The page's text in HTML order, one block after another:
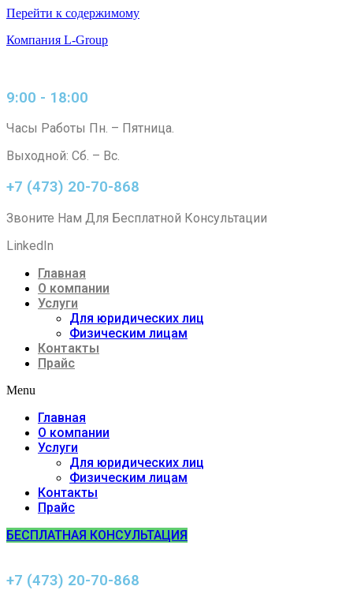
Перейти к содержимому
Компания L-Group
9:00 - 18:00
Часы Работы Пн. – Пятница.
Выходной: Сб. – Вс.
+7 (473) 20-70-868
Звоните Нам Для Бесплатной Консультации
LinkedIn
Главная
О компании
Услуги
Для юридических лиц
Физическим лицам
Контакты
Прайс
Menu
Главная
О компании
Услуги
Для юридических лиц
Физическим лицам
Контакты
Прайс
БЕСПЛАТНАЯ КОНСУЛЬТАЦИЯ
+7 (473) 20-70-868